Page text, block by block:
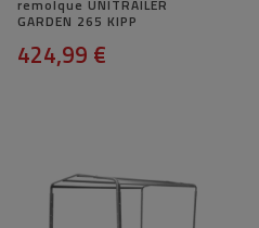
remolque UNITRAILER
GARDEN 265 KIPP
424,99 €